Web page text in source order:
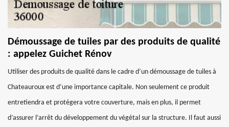
Démoussage de tuiles par des produits de qualité
: appelez Guichet Rénov
Utiliser des produits de qualité dans le cadre d’un démoussage de tuiles à
Chateauroux est d’une importance capitale. Non seulement ce produit
entretiendra et protégera votre couverture, mais en plus, il permet
d’assurer l’arrêt du développement du végétal sur la structure. Il faut aussi